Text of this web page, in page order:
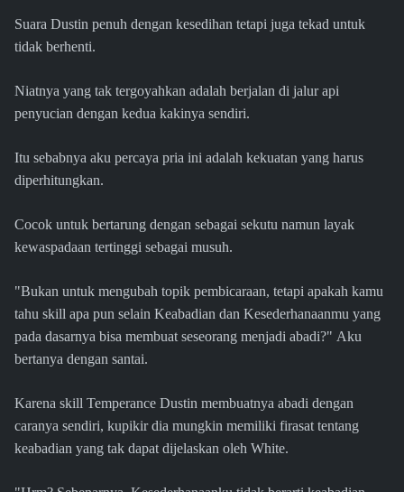
Suara Dustin penuh dengan kesedihan tetapi juga tekad untuk
tidak berhenti.
Niatnya yang tak tergoyahkan adalah berjalan di jalur api
penyucian dengan kedua kakinya sendiri.
Itu sebabnya aku percaya pria ini adalah kekuatan yang harus
diperhitungkan.
Cocok untuk bertarung dengan sebagai sekutu namun layak
kewaspadaan tertinggi sebagai musuh.
"Bukan untuk mengubah topik pembicaraan, tetapi apakah kamu
tahu skill apa pun selain Keabadian dan Kesederhanaanmu yang
pada dasarnya bisa membuat seseorang menjadi abadi?" Aku
bertanya dengan santai.
Karena skill Temperance Dustin membuatnya abadi dengan
caranya sendiri, kupikir dia mungkin memiliki firasat tentang
keabadian yang tak dapat dijelaskan oleh White.